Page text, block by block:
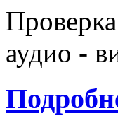
аудио -